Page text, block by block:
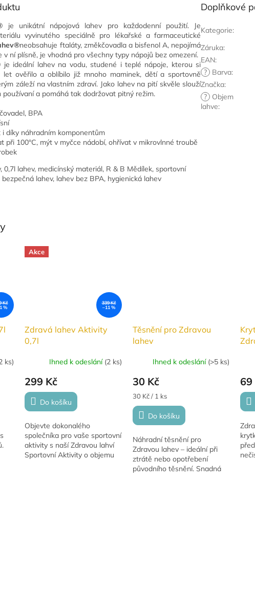
Kč
%
ks)
Akce
339 Kč
–11 %
Zdravá lahev Aktivity
0,7l
Ihned k odeslání (2 ks)
299 Kč
Do košíku
Objevte dokonalého
společníka pro vaše sportovní
aktivity s naší Zdravou lahví
Sportovní Aktivity o objemu
Těsnění pro Zdravou
lahev
Ihned k odeslání (>5 ks)
30 Kč
Měrná
cena:
30 Kč / 1 ks
Do košíku
Náhradní těsnění pro
Zdravou lahev – ideální při
ztrátě nebo opotřebení
původního těsnění. Snadná
69
je unikátní nápojová lahev pro každodenní použití. Je
vyvinutého speciálně pro lékařské a farmaceutické
neobsahuje ftaláty, změkčovadla a bisfenol A, nepojímá
v ní plísně, je vhodná pro všechny typy nápojů bez omezení.
je ideální lahev na vodu, studené i teplé nápoje, kterou si
let ověřilo a oblíbilo již mnoho maminek, dětí a sportovně
záleží na vlastním zdraví. Jako lahev na pití skvěle slouží
používaní a pomáhá tak dodržovat pitný režim.
BPA
díky náhradním komponentům
při 100°C, mýt v myčce nádobí, ohřívat v mikrovlnné troubě
0,7l lahev, medicínský materiál, R & B Mědílek, sportovní
lahev, lahev bez BPA, hygienická lahev
Doplňkové
Kategorie:
Záruka:
EAN:
?
Barva:
Značka:
?
Objem
lahve: